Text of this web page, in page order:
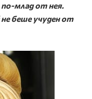
млад от нея.
беше учуден от